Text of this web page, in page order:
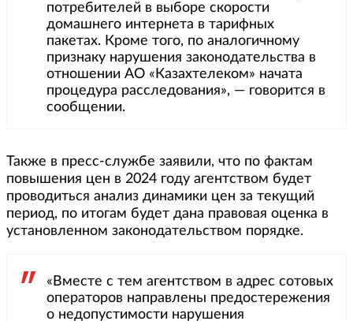
потребителей в выборе скорости
домашнего интернета в тарифных
пакетах. Кроме того, по аналогичному
признаку нарушения законодательства в
отношении АО «Казахтелеком» начата
процедура расследования», — говорится в
сообщении.
Также в пресс-службе заявили, что по фактам
повышения цен в 2024 году агентством будет
проводиться анализ динамики цен за текущий
период, по итогам будет дана правовая оценка в
установленном законодательством порядке.
«Вместе с тем агентством в адрес сотовых
операторов направлены предостережения
о недопустимости нарушения